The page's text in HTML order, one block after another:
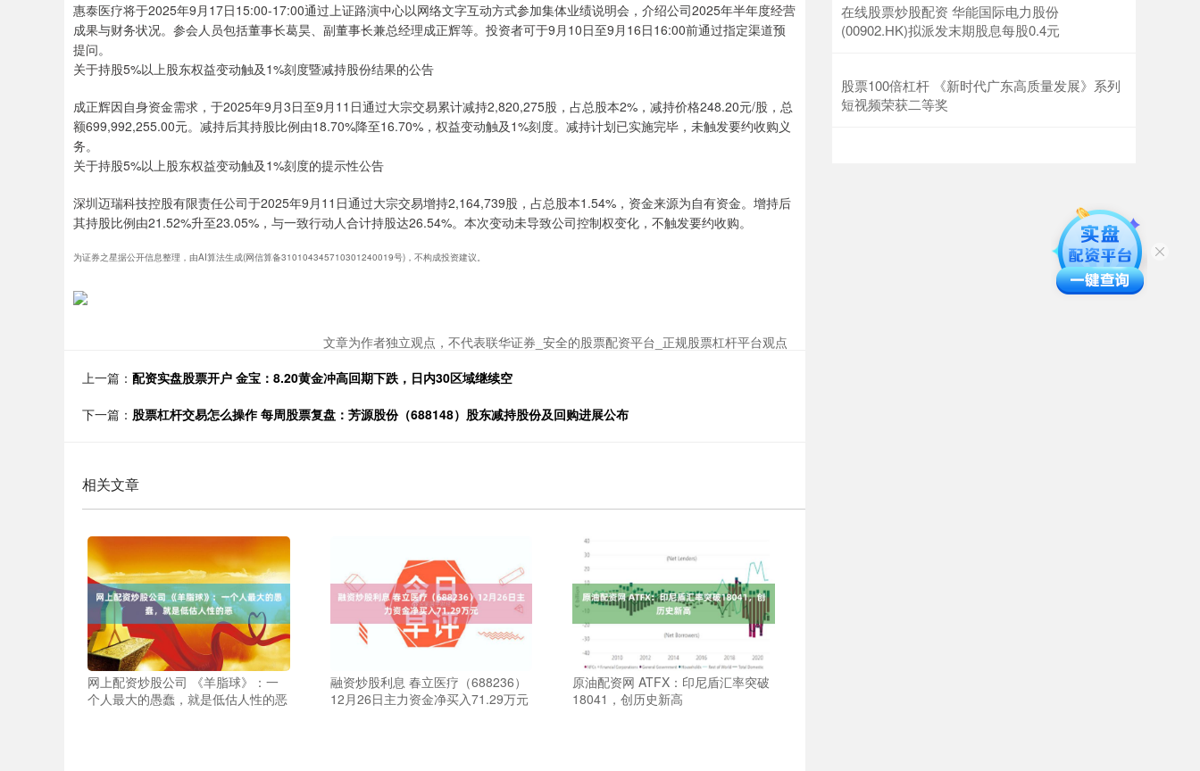
惠泰医疗将于2025年9月17日15:00-17:00通过上证路演中心以网络文字互动方式参加集体业绩说明会，介绍公司2025年半年度经营
成果与财务状况。参会人员包括董事长葛昊、副董事长兼总经理成正辉等。投资者可于9月10日至9月16日16:00前通过指定渠道预
提问。
关于持股5%以上股东权益变动触及1%刻度暨减持股份结果的公告
成正辉因自身资金需求，于2025年9月3日至9月11日通过大宗交易累计减持2,820,275股，占总股本2%，减持价格248.20元/股，总
额699,992,255.00元。减持后其持股比例由18.70%降至16.70%，权益变动触及1%刻度。减持计划已实施完毕，未触发要约收购义
务。
关于持股5%以上股东权益变动触及1%刻度的提示性公告
深圳迈瑞科技控股有限责任公司于2025年9月11日通过大宗交易增持2,164,739股，占总股本1.54%，资金来源为自有资金。增持后
其持股比例由21.52%升至23.05%，与一致行动人合计持股达26.54%。本次变动未导致公司控制权变化，不触发要约收购。
为证券之星据公开信息整理，由AI算法生成(网信算备310104345710301240019号)，不构成投资建议。
文章为作者独立观点，不代表联华证券_安全的股票配资平台_正规股票杠杆平台观点
上一篇： 配资实盘股票开户 金宝：8.20黄金冲高回期下跌，日内30区域继续空
下一篇： 股票杠杆交易怎么操作 每周股票复盘：芳源股份（688148）股东减持股份及回购进展公布
相关文章
网上配资炒股公司 《羊脂球》：一
个人最大的愚蠢，就是低估人性的恶
融资炒股利息 春立医疗（688236）
12月26日主力资金净买入71.29万元
原油配资网 ATFX：印尼盾汇率突破
18041，创历史新高
在线股票炒股配资 华能国际电力股份
(00902.HK)拟派发末期股息每股0.4元
股票100倍杠杆 《新时代广东高质量发展》系列
短视频荣获二等奖